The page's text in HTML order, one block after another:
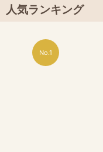
人気ランキング
No.1